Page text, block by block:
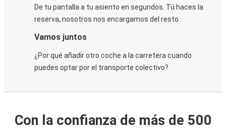
De tu pantalla a tu asiento en segundos. Tú haces la
reserva, nosotros nos encargamos del resto.
Vamos juntos
¿Por qué añadir otro coche a la carretera cuando
puedes optar por el transporte colectivo?
Con la confianza de más de 500